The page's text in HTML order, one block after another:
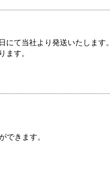
て当社より発送いたします。
ます。
できます。